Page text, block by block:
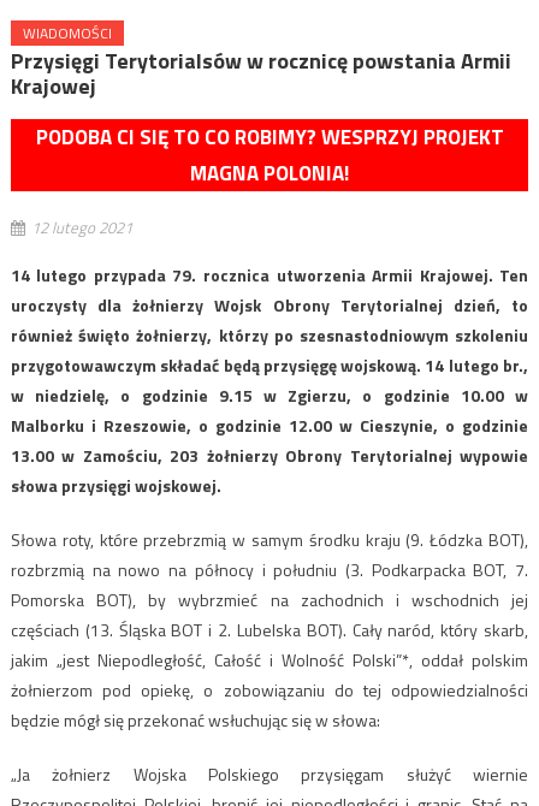
WIADOMOŚCI
Przysięgi Terytorialsów w rocznicę powstania Armii
Krajowej
PODOBA CI SIĘ TO CO ROBIMY? WESPRZYJ PROJEKT
MAGNA POLONIA!
12 lutego 2021
14 lutego przypada 79. rocznica utworzenia Armii Krajowej. Ten
uroczysty dla żołnierzy Wojsk Obrony Terytorialnej dzień, to
również święto żołnierzy, którzy po szesnastodniowym szkoleniu
przygotowawczym składać będą przysięgę wojskową. 14 lutego br.,
w niedzielę, o godzinie 9.15 w Zgierzu, o godzinie 10.00 w
Malborku i Rzeszowie, o godzinie 12.00 w Cieszynie, o godzinie
13.00 w Zamościu, 203 żołnierzy Obrony Terytorialnej wypowie
słowa przysięgi wojskowej.
Słowa roty, które przebrzmią w samym środku kraju (9. Łódzka BOT),
rozbrzmią na nowo na północy i południu (3. Podkarpacka BOT, 7.
Pomorska BOT), by wybrzmieć na zachodnich i wschodnich jej
częściach (13. Śląska BOT i 2. Lubelska BOT). Cały naród, który skarb,
jakim „jest Niepodległość, Całość i Wolność Polski”*, oddał polskim
żołnierzom pod opiekę, o zobowiązaniu do tej odpowiedzialności
będzie mógł się przekonać wsłuchując się w słowa:
„Ja żołnierz Wojska Polskiego przysięgam służyć wiernie